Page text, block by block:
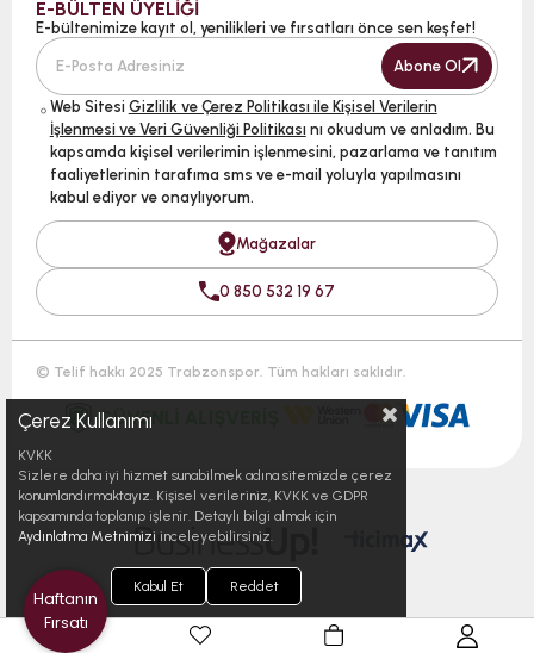
E-BÜLTEN ÜYELİĞİ
E-bültenimize kayıt ol, yenilikleri ve fırsatları önce sen keşfet!
Abone Ol
Web Sitesi Gizlilik ve Çerez Politikası ile Kişisel Verilerin
İşlenmesi ve Veri Güvenliği Politikası nı okudum ve anladım. Bu
kapsamda kişisel verilerimin işlenmesini, pazarlama ve tanıtım
faaliyetlerinin tarafıma sms ve e-mail yoluyla yapılmasını
kabul ediyor ve onaylıyorum.
Mağazalar
0 850 532 19 67
© Telif hakkı 2025 Trabzonspor. Tüm hakları saklıdır.
Çerez Kullanımı
KVKK
Sizlere daha iyi hizmet sunabilmek adına sitemizde çerez
konumlandırmaktayız. Kişisel verileriniz, KVKK ve GDPR
kapsamında toplanıp işlenir. Detaylı bilgi almak için
Aydınlatma Metnimizi inceleyebilirsiniz.
Kabul Et Reddet
Haftanın
Fırsatı